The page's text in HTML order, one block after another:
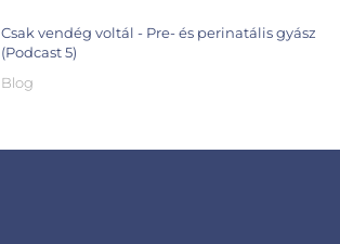
Csak vendég voltál - Pre- és perinatális gyász
(Podcast 5)
Blog